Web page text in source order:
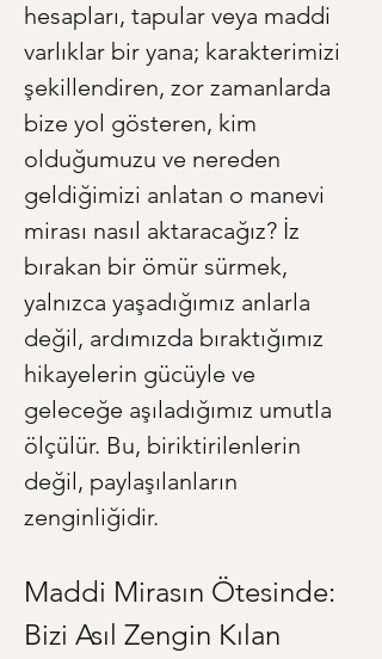
hesapları, tapular veya maddi
varlıklar bir yana; karakterimizi
şekillendiren, zor zamanlarda
bize yol gösteren, kim
olduğumuzu ve nereden
geldiğimizi anlatan o manevi
mirası nasıl aktaracağız? İz
bırakan bir ömür sürmek,
yalnızca yaşadığımız anlarla
değil, ardımızda bıraktığımız
hikayelerin gücüyle ve
geleceğe aşıladığımız umutla
ölçülür. Bu, biriktirilenlerin
değil, paylaşılanların
zenginliğidir.
Maddi Mirasın Ötesinde:
Bizi Asıl Zengin Kılan